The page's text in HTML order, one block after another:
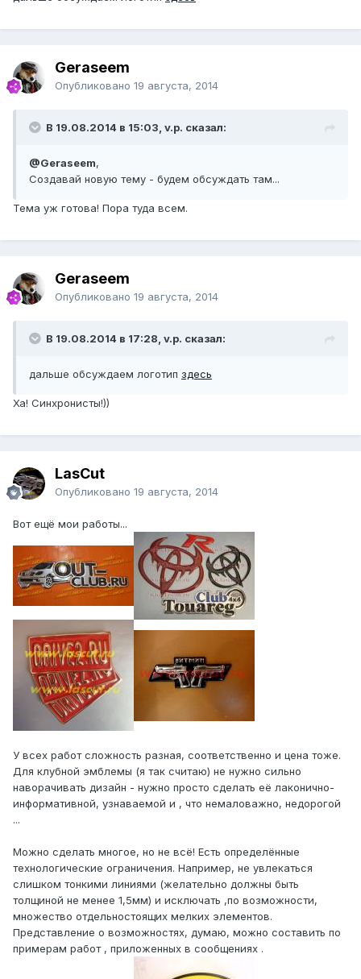
Geraseem
Опубликовано 19 августа, 2014
В 19.08.2014 в 15:03, v.p. сказал:
@Geraseem,
Создавай новую тему - будем обсуждать там...
Тема уж готова! Пора туда всем.
Geraseem
Опубликовано 19 августа, 2014
В 19.08.2014 в 17:28, v.p. сказал:
дальше обсуждаем логотип здесь
Ха! Синхронисты!))
LasCut
Опубликовано 19 августа, 2014
Вот ещё мои работы...
У всех работ сложность разная, соответственно и цена тоже.
Для клубной эмблемы (я так считаю) не нужно сильно
наворачивать дизайн - нужно просто сделать её лаконично-
информативной, узнаваемой и , что немаловажно, недорогой
...
Можно сделать многое, но не всё! Есть определённые
технологические ограничения. Например, не увлекаться
слишком тонкими линиями (желательно должны быть
толщиной не менее 1,5мм) и исключать ,по возможности,
множество отдельностоящих мелких элементов.
Представление о возможностях, думаю, можно составить по
примерам работ , приложенных в сообщениях .